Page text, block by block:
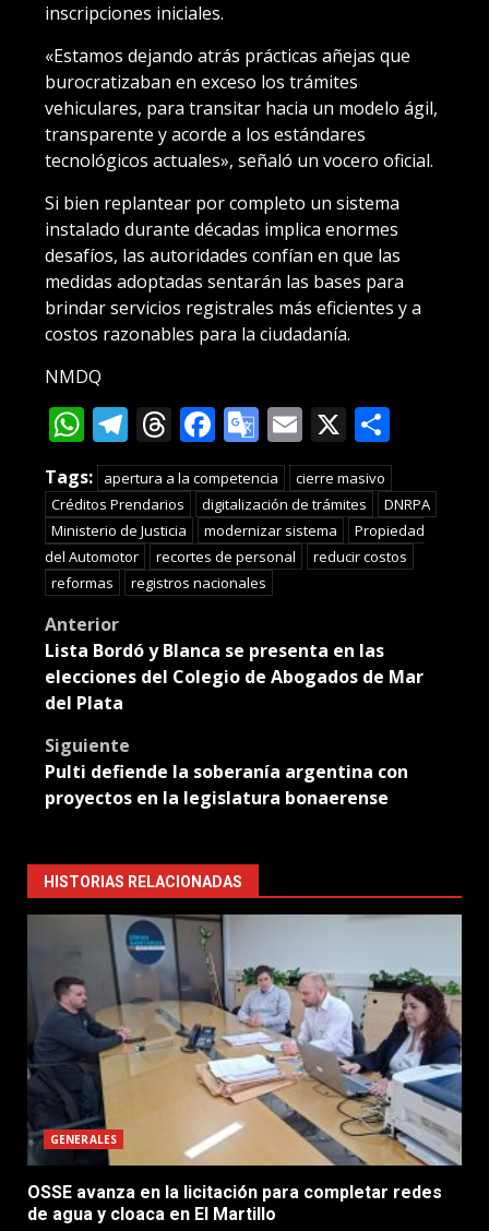
inscripciones iniciales.
«Estamos dejando atrás prácticas añejas que
burocratizaban en exceso los trámites
vehiculares, para transitar hacia un modelo ágil,
transparente y acorde a los estándares
tecnológicos actuales», señaló un vocero oficial.
Si bien replantear por completo un sistema
instalado durante décadas implica enormes
desafíos, las autoridades confían en que las
medidas adoptadas sentarán las bases para
brindar servicios registrales más eficientes y a
costos razonables para la ciudadanía.
NMDQ
WhatsApp
Telegram
Threads
Facebook
Google
Translate
Email
X
Tags: apertura a la competencia
cierre masivo
Créditos Prendarios
digitalización de trámites
DNRPA
Ministerio de Justicia
modernizar sistema
Propiedad
del Automotor
recortes de personal
reducir costos
reformas
registros nacionales
Post
navigation
Anterior
Lista Bordó y Blanca se presenta en las
elecciones del Colegio de Abogados de Mar
del Plata
Siguiente
Pulti defiende la soberanía argentina con
proyectos en la legislatura bonaerense
HISTORIAS RELACIONADAS
GENERALES
OSSE avanza en la licitación para completar redes
de agua y cloaca en El Martillo